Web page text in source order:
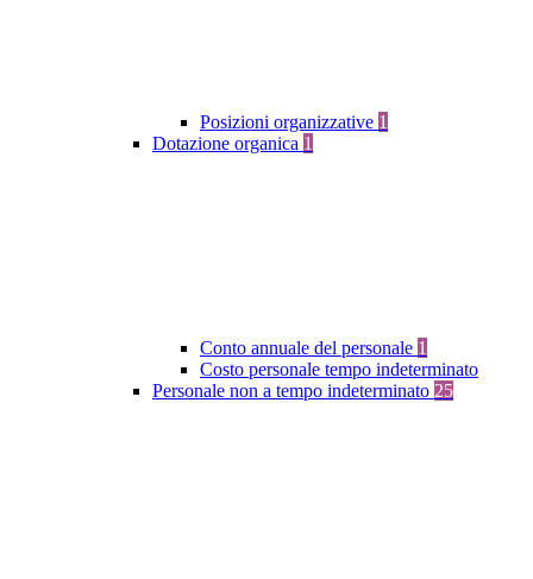
Posizioni organizzative 1
Dotazione organica 1
Conto annuale del personale 1
Costo personale tempo indeterminato
Personale non a tempo indeterminato 25